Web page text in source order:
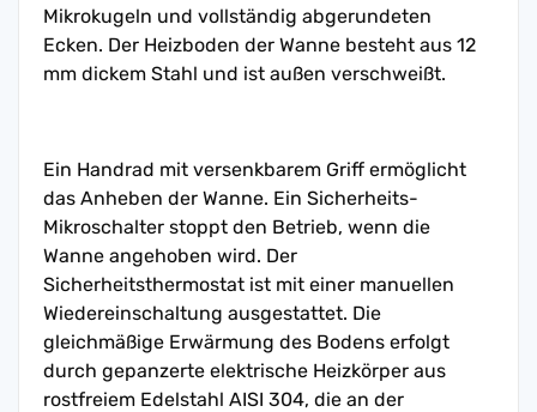
Mikrokugeln und vollständig abgerundeten
Ecken. Der Heizboden der Wanne besteht aus 12
mm dickem Stahl und ist außen verschweißt.
Ein Handrad mit versenkbarem Griff ermöglicht
das Anheben der Wanne. Ein Sicherheits-
Mikroschalter stoppt den Betrieb, wenn die
Wanne angehoben wird. Der
Sicherheitsthermostat ist mit einer manuellen
Wiedereinschaltung ausgestattet. Die
gleichmäßige Erwärmung des Bodens erfolgt
durch gepanzerte elektrische Heizkörper aus
rostfreiem Edelstahl AISI 304, die an der